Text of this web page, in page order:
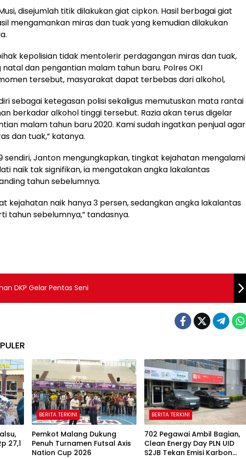
disejumlah titik dilakukan giat cipkon. Hasil berbagai giat
mengamankan miras dan tuak yang kemudian dilakukan
kepolisian tidak mentolerir perdagangan miras dan tuak,
dan pengantian malam tahun baru. Polres OKI
tersebut, masyarakat dapat terbebas dari alkohol,
sebagai ketegasan polisi sekaligus memutuskan mata rantai
berkadar alkohol tinggi tersebut. Razia akan terus digelar
malam tahun baru 2020. Kami sudah ingatkan penjual agar
dan tuak,” katanya.
sendiri, Janton mengungkapkan, tingkat kejahatan mengalami
naik tak signifikan, ia mengatakan angka lakalantas
tahun sebelumnya.
kejahatan naik hanya 3 persen, sedangkan angka lakalantas
tahun sebelumnya,” tandasnya.
DKP Gelar Pentas Seni
27,1
BERITA TERKINI
Pemkot Malang Dukung
Penuh Turnamen Futsal Axis
Nation Cup 2026
BERITA TERKINI
702 Pegawai Ambil Bagian,
Clean Energy Day PLN UID
S2JB Tekan Emisi Karbon